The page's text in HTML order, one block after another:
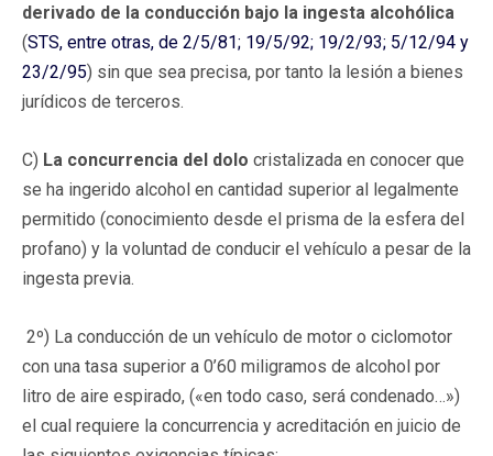
derivado de la conducción bajo la ingesta alcohólica
(STS, entre otras, de 2/5/81; 19/5/92; 19/2/93; 5/12/94 y
23/2/95) sin que sea precisa, por tanto la lesión a bienes
jurídicos de terceros.
C) La concurrencia del dolo cristalizada en conocer que
se ha ingerido alcohol en cantidad superior al legalmente
permitido (conocimiento desde el prisma de la esfera del
profano) y la voluntad de conducir el vehículo a pesar de la
ingesta previa.
2º) La conducción de un vehículo de motor o ciclomotor
con una tasa superior a 0’60 miligramos de alcohol por
litro de aire espirado, («en todo caso, será condenado…»)
el cual requiere la concurrencia y acreditación en juicio de